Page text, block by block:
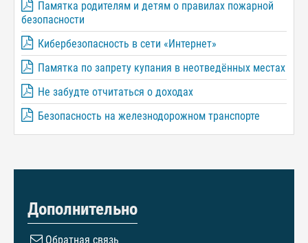
Памятка родителям и детям о правилах пожарной
безопасности
Кибербезопасность в сети «Интернет»
Памятка по запрету купания в неотведённых местах
Не забудте отчитаться о доходах
Безопасность на железнодорожном транспорте
Дополнительно
Обратная связь